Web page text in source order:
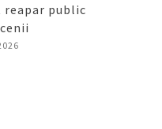
reapar public